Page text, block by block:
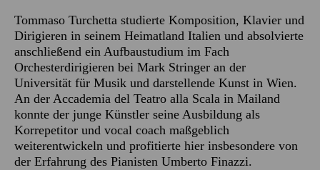
Tommaso Turchetta studierte Komposition, Klavier und
Dirigieren in seinem Heimatland Italien und absolvierte
anschließend ein Aufbaustudium im Fach
Orchesterdirigieren bei Mark Stringer an der
Universität für Musik und darstellende Kunst in Wien.
An der Accademia del Teatro alla Scala in Mailand
konnte der junge Künstler seine Ausbildung als
Korrepetitor und vocal coach maßgeblich
weiterentwickeln und profitierte hier insbesondere von
der Erfahrung des Pianisten Umberto Finazzi.